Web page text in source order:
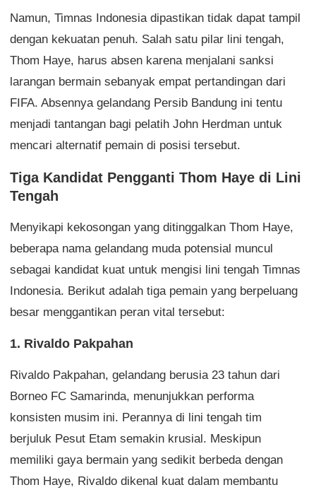
Namun, Timnas Indonesia dipastikan tidak dapat tampil
dengan kekuatan penuh. Salah satu pilar lini tengah,
Thom Haye, harus absen karena menjalani sanksi
larangan bermain sebanyak empat pertandingan dari
FIFA. Absennya gelandang Persib Bandung ini tentu
menjadi tantangan bagi pelatih John Herdman untuk
mencari alternatif pemain di posisi tersebut.
Tiga Kandidat Pengganti Thom Haye di Lini
Tengah
Menyikapi kekosongan yang ditinggalkan Thom Haye,
beberapa nama gelandang muda potensial muncul
sebagai kandidat kuat untuk mengisi lini tengah Timnas
Indonesia. Berikut adalah tiga pemain yang berpeluang
besar menggantikan peran vital tersebut:
1. Rivaldo Pakpahan
Rivaldo Pakpahan, gelandang berusia 23 tahun dari
Borneo FC Samarinda, menunjukkan performa
konsisten musim ini. Perannya di lini tengah tim
berjuluk Pesut Etam semakin krusial. Meskipun
memiliki gaya bermain yang sedikit berbeda dengan
Thom Haye, Rivaldo dikenal kuat dalam membantu